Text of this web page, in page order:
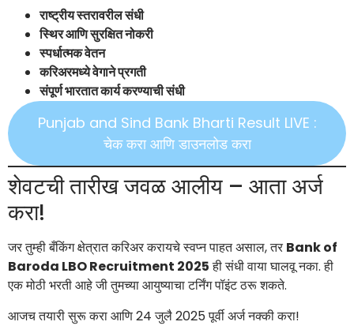
राष्ट्रीय स्तरावरील संधी
स्थिर आणि सुरक्षित नोकरी
स्पर्धात्मक वेतन
करिअरमध्ये वेगाने प्रगती
संपूर्ण भारतात कार्य करण्याची संधी
Punjab and Sind Bank Bharti Result LIVE :
चेक करा आणि डाउनलोड करा
शेवटची तारीख जवळ आलीय – आता अर्ज
करा!
जर तुम्ही बँकिंग क्षेत्रात करिअर करायचे स्वप्न पाहत असाल, तर Bank of
Baroda LBO Recruitment 2025ही संधी वाया घालवू नका. ही
एक मोठी भरती आहे जी तुमच्या आयुष्याचा टर्निंग पॉइंट ठरू शकते.
आजच तयारी सुरू करा आणि 24 जुलै 2025 पूर्वी अर्ज नक्की करा!